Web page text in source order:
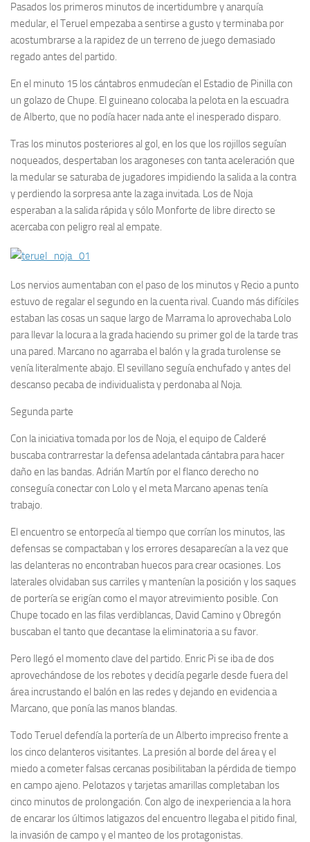
Pasados los primeros minutos de incertidumbre y anarquía
medular, el Teruel empezaba a sentirse a gusto y terminaba por
acostumbrarse a la rapidez de un terreno de juego demasiado
regado antes del partido.
En el minuto 15 los cántabros enmudecían el Estadio de Pinilla con
un golazo de Chupe. El guineano colocaba la pelota en la escuadra
de Alberto, que no podía hacer nada ante el inesperado disparo.
Tras los minutos posteriores al gol, en los que los rojillos seguían
noqueados, despertaban los aragoneses con tanta aceleración que
la medular se saturaba de jugadores impidiendo la salida a la contra
y perdiendo la sorpresa ante la zaga invitada. Los de Noja
esperaban a la salida rápida y sólo Monforte de libre directo se
acercaba con peligro real al empate.
Los nervios aumentaban con el paso de los minutos y Recio a punto
estuvo de regalar el segundo en la cuenta rival. Cuando más difíciles
estaban las cosas un saque largo de Marrama lo aprovechaba Lolo
para llevar la locura a la grada haciendo su primer gol de la tarde tras
una pared. Marcano no agarraba el balón y la grada turolense se
venía literalmente abajo. El sevillano seguía enchufado y antes del
descanso pecaba de individualista y perdonaba al Noja.
Segunda parte
Con la iniciativa tomada por los de Noja, el equipo de Calderé
buscaba contrarrestar la defensa adelantada cántabra para hacer
daño en las bandas. Adrián Martín por el flanco derecho no
conseguía conectar con Lolo y el meta Marcano apenas tenía
trabajo.
El encuentro se entorpecía al tiempo que corrían los minutos, las
defensas se compactaban y los errores desaparecían a la vez que
las delanteras no encontraban huecos para crear ocasiones. Los
laterales olvidaban sus carriles y mantenían la posición y los saques
de portería se erigían como el mayor atrevimiento posible. Con
Chupe tocado en las filas verdiblancas, David Camino y Obregón
buscaban el tanto que decantase la eliminatoria a su favor.
Pero llegó el momento clave del partido. Enric Pi se iba de dos
aprovechándose de los rebotes y decidía pegarle desde fuera del
área incrustando el balón en las redes y dejando en evidencia a
Marcano, que ponía las manos blandas.
Todo Teruel defendía la portería de un Alberto impreciso frente a
los cinco delanteros visitantes. La presión al borde del área y el
miedo a cometer falsas cercanas posibilitaban la pérdida de tiempo
en campo ajeno. Pelotazos y tarjetas amarillas completaban los
cinco minutos de prolongación. Con algo de inexperiencia a la hora
de encarar los últimos latigazos del encuentro llegaba el pitido final,
la invasión de campo y el manteo de los protagonistas.